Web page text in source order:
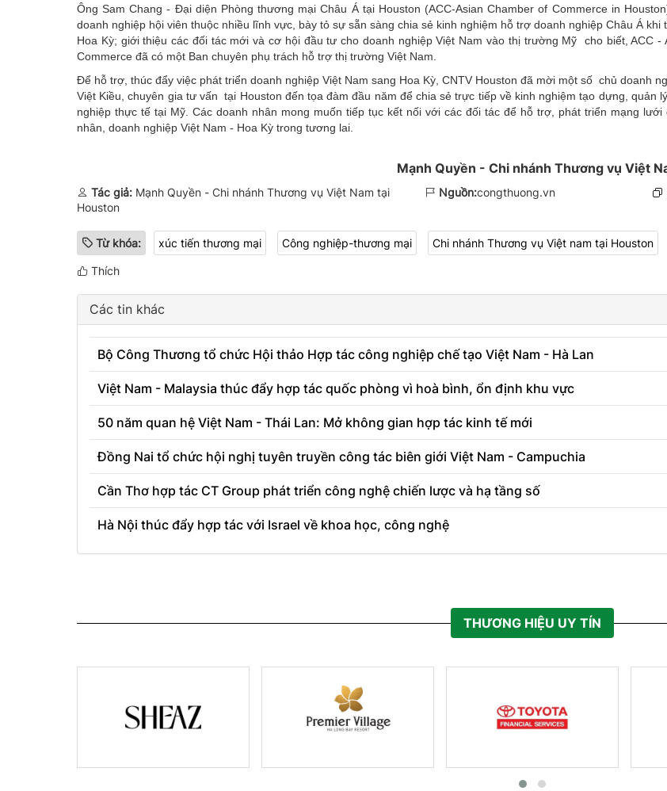
Ông Sam Chang - Đại diện Phòng thương mại Châu Á tại Houston (ACC-Asian Chamber of Commerce in
doanh nghiệp hội viên thuộc nhiều lĩnh vực, bày tỏ sự sẵn sàng chia sẻ kinh nghiệm hỗ trợ doanh nghiệp Châu Á khi
Hoa Kỳ; giới thiệu các đối tác mới và cơ hội đầu tư cho doanh nghiệp Việt Nam vào thị trường Mỹ cho biết, ACC -
Commerce đã có một Ban chuyên phụ trách hỗ trợ thị trường Việt Nam.
Để hỗ trợ, thúc đẩy việc phát triển doanh nghiệp Việt Nam sang Hoa Kỳ, CNTV Houston đã mời một số chủ doanh
Việt Kiều, chuyên gia tư vấn tại Houston đến tọa đàm đầu năm để chia sẻ trực tiếp về kinh nghiệm tạo dựng, quản
nghiệp thực tế tại Mỹ. Các doanh nhân mong muốn tiếp tục kết nối với các đối tác để hỗ trợ, phát triển mạng lưới
nhân, doanh nghiệp Việt Nam - Hoa Kỳ trong tương lai.
Mạnh Quyền - Chi nhánh Thương vụ Việt
Tác giả: Mạnh Quyền - Chi nhánh Thương vụ Việt Nam tại
Houston
Nguồn:congthuong.vn
Từ khóa: xúc tiến thương mại Công nghiệp-thương mại Chi nhánh Thương vụ Việt nam tại Houston
Thích
Các tin khác
Bộ Công Thương tổ chức Hội thảo Hợp tác công nghiệp chế tạo Việt Nam - Hà Lan
Việt Nam - Malaysia thúc đẩy hợp tác quốc phòng vì hoà bình, ổn định khu vực
50 năm quan hệ Việt Nam - Thái Lan: Mở không gian hợp tác kinh tế mới
Đồng Nai tổ chức hội nghị tuyên truyền công tác biên giới Việt Nam - Campuchia
Cần Thơ hợp tác CT Group phát triển công nghệ chiến lược và hạ tầng số
Hà Nội thúc đẩy hợp tác với Israel về khoa học, công nghệ
THƯƠNG HIỆU UY TÍN